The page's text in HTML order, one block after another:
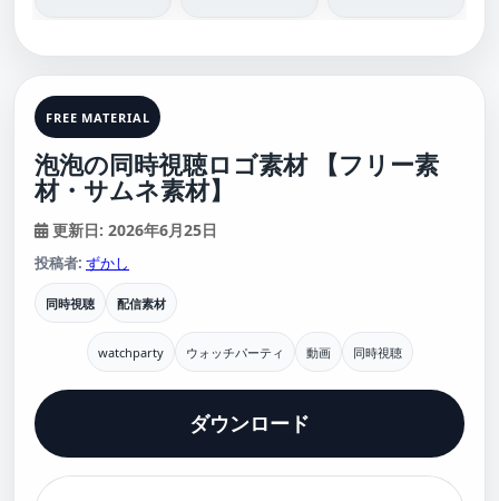
FREE MATERIAL
泡泡の同時視聴ロゴ素材 【フリー素
材・サムネ素材】
更新日: 2026年6月25日
投稿者: ずかし
同時視聴 配信素材
watchparty ウォッチパーティ 動画 同時視聴
ダウンロード